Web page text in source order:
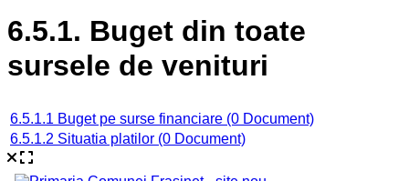
6.5.1. Buget din toate
sursele de venituri
Category title
6.5.1.1 Buget pe surse financiare (0 Document)
6.5.1.2 Situatia platilor (0 Document)